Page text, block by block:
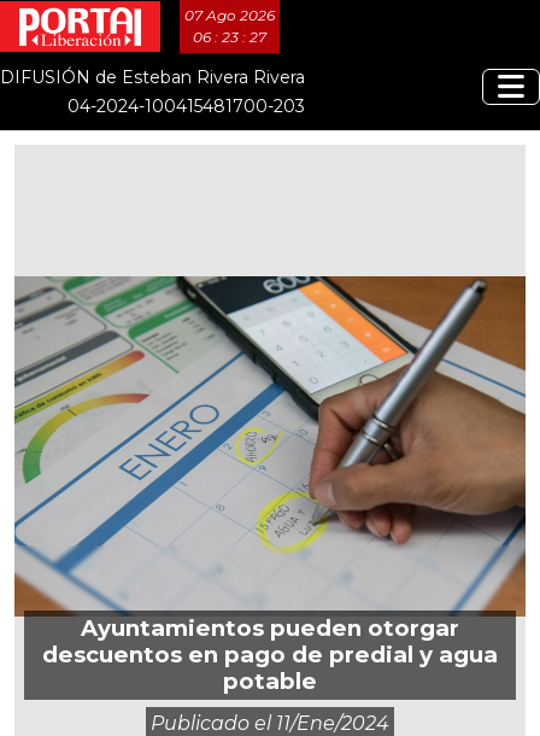
07 Ago 2026
06 : 23 : 28
DIFUSIÓN de Esteban Rivera Rivera
04-2024-100415481700-203
Ayuntamientos pueden otorgar
descuentos en pago de predial y agua
potable
Publicado el 11/ene/2024